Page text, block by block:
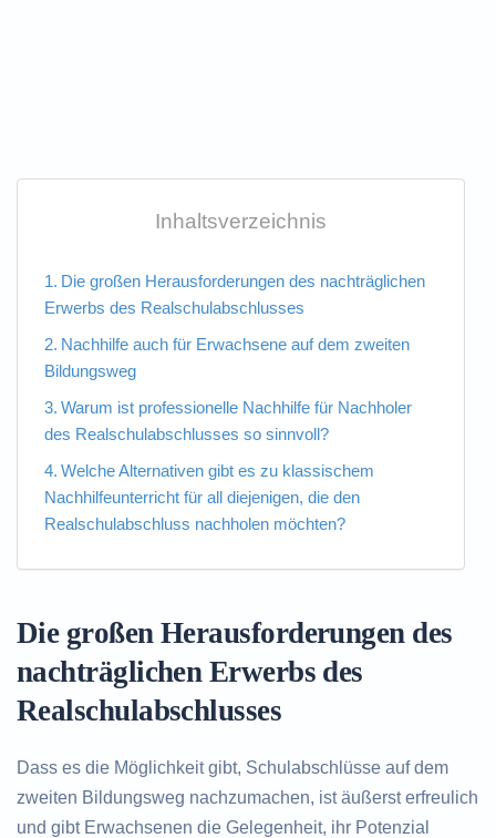
Inhaltsverzeichnis
Die großen Herausforderungen des nachträglichen
Erwerbs des Realschulabschlusses
Nachhilfe auch für Erwachsene auf dem zweiten
Bildungsweg
Warum ist professionelle Nachhilfe für Nachholer
des Realschulabschlusses so sinnvoll?
Welche Alternativen gibt es zu klassischem
Nachhilfeunterricht für all diejenigen, die den
Realschulabschluss nachholen möchten?
Die großen Herausforderungen des
nachträglichen Erwerbs des
Realschulabschlusses
Dass es die Möglichkeit gibt, Schulabschlüsse auf dem
zweiten Bildungsweg nachzumachen, ist äußerst erfreulich
und gibt Erwachsenen die Gelegenheit, ihr Potenzial